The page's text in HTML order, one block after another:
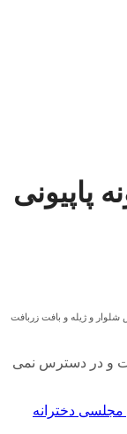
پاپیونی
و ژیله و بافت زربافت
و در دسترس نمی
دخترانه